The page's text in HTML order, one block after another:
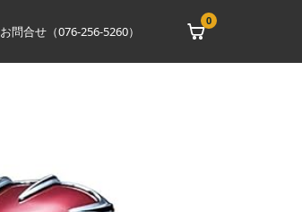
お問合せ（076-256-5260）
0